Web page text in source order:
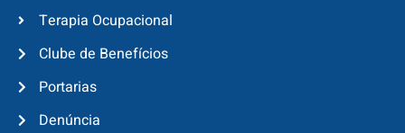
Terapia Ocupacional
Clube de Benefícios
Portarias
Denúncia